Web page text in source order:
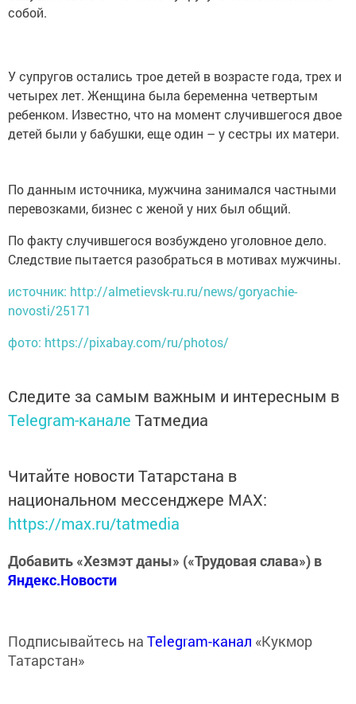
собой.
У супругов остались трое детей в возрасте года, трех и
четырех лет. Женщина была беременна четвертым
ребенком. Известно, что на момент случившегося двое
детей были у бабушки, еще один – у сестры их матери.
По данным источника, мужчина занимался частными
перевозками, бизнес с женой у них был общий.
По факту случившегося возбуждено уголовное дело.
Следствие пытается разобраться в мотивах мужчины.
источник: http://almetievsk-ru.ru/news/goryachie-
novosti/25171
фото: https://pixabay.com/ru/photos/
Следите за самым важным и интересным в
Telegram-канале Татмедиа
Читайте новости Татарстана в
национальном мессенджере MАХ:
https://max.ru/tatmedia
Добавить «Хезмэт даны» («Трудовая слава») в
Яндекс.Новости
Подписывайтесь на Telegram-канал «Кукмор
Татарстан»